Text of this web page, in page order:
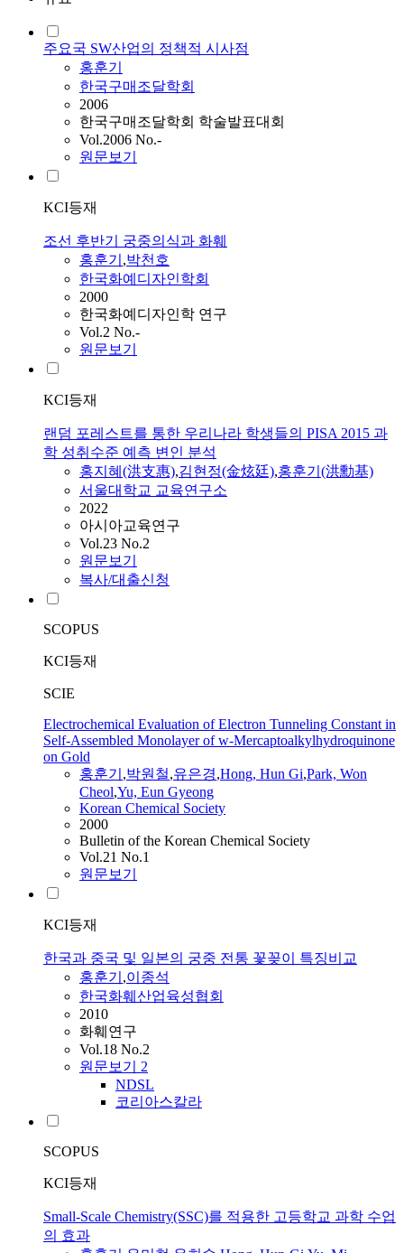
주요국 SW산업의 정책적 시사점
홍훈기
한국구매조달학회
2006
한국구매조달학회 학술발표대회
Vol.2006 No.-
원문보기
KCI등재
조선 후반기 궁중의식과 화훼
홍훈기 ,박천호
한국화예디자인학회
2000
한국화예디자인학 연구
Vol.2 No.-
원문보기
KCI등재
랜덤 포레스트를 통한 우리나라 학생들의 PISA 2015 과
학 성취수준 예측 변인 분석
홍지혜(洪支惠),김현정(金炫廷),홍훈기 (洪勳基)
서울대학교 교육연구소
2022
아시아교육연구
Vol.23 No.2
원문보기
복사/대출신청
SCOPUS
KCI등재
SCIE
Electrochemical Evaluation of Electron Tunneling Constant in
Self-Assembled Monolayer of w-Mercaptoalkylhydroquinone
on Gold
홍훈기 ,박원철,유은경,Hong, Hun Gi,Park, Won
Cheol,Yu, Eun Gyeong
Korean Chemical Society
2000
Bulletin of the Korean Chemical Society
Vol.21 No.1
원문보기
KCI등재
한국과 중국 및 일본의 궁중 전통 꽃꽂이 특징비교
홍훈기 ,이종석
한국화훼산업육성협회
2010
화훼연구
Vol.18 No.2
원문보기 2
NDSL
코리아스칼라
SCOPUS
KCI등재
Small-Scale Chemistry(SSC)를 적용한 고등학교 과학 수업
의 효과